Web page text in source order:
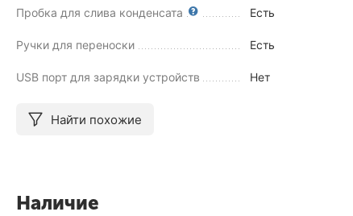
Пробка для слива конденсата Есть
Ручки для переноски Есть
USB порт для зарядки устройств Нет
Найти похожие
Наличие